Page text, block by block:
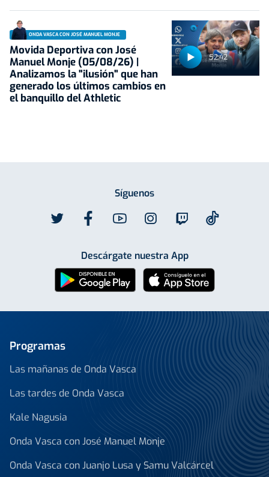
52:42
ONDA VASCA CON JOSÉ MANUEL MONJE
Movida Deportiva con José
Manuel Monje (05/08/26) |
Analizamos la "ilusión" que han
generado los últimos cambios en
el banquillo del Athletic
Síguenos
Descárgate nuestra App
Programas
Las mañanas de Onda Vasca
Las tardes de Onda Vasca
Kale Nagusia
Onda Vasca con José Manuel Monje
Onda Vasca con Juanjo Lusa y Samu Valcárcel